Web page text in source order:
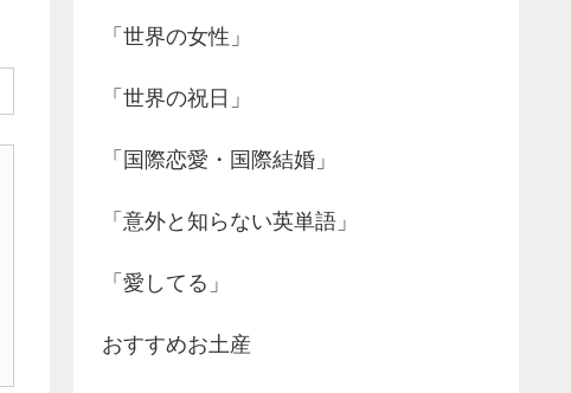
「世界の女性」
「世界の祝日」
「国際恋愛・国際結婚」
「意外と知らない英単語」
「愛してる」
おすすめお土産